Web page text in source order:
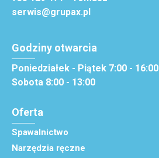
serwis@grupax.pl
Godziny otwarcia
Poniedziałek - Piątek 7:00 - 16:00
Sobota 8:00 - 13:00
Oferta
Spawalnictwo
Narzędzia ręczne